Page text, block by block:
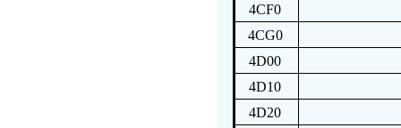
4CF0
4CG0
4D00
4D10
4D20